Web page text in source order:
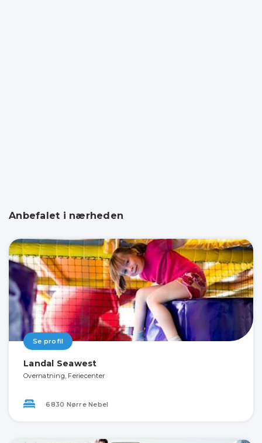
Anbefalet i nærheden
Se profil
Landal Seawest
Overnatning, Feriecenter
6830 Nørre Nebel